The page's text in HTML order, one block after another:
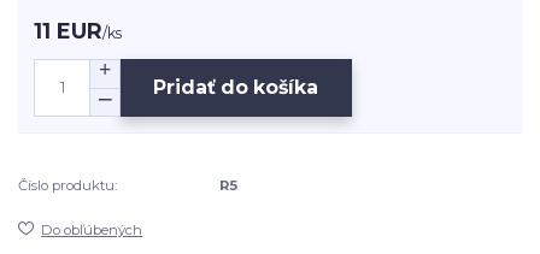
11 EUR/ks
Pridať do košíka
Číslo produktu: R5
Do obľúbených